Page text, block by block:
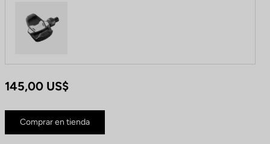
145,00 US$
Comprar en tienda